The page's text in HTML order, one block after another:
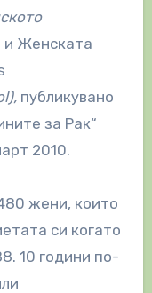
и Женската
публикувано
за Рак“
2010.
жени, които
си когато
10 години по-